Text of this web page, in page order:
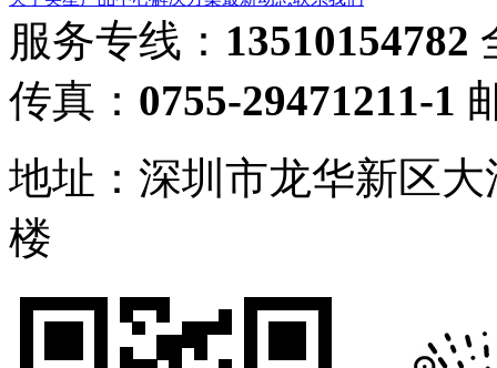
服务专线： 13510154782
传真： 0755-29471211-1
地址：深圳市龙华新区
楼